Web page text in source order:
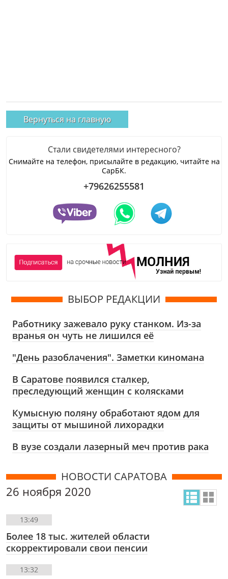
Вернуться на главную
Стали свидетелями интересного?
Снимайте на телефон, присылайте в редакцию, читайте на
СарБК.
+79626255581
ВЫБОР РЕДАКЦИИ
Работнику зажевало руку станком. Из-за
вранья он чуть не лишился её
"День разоблачения". Заметки киномана
В Саратове появился сталкер,
преследующий женщин с колясками
Кумысную поляну обработают ядом для
защиты от мышиной лихорадки
В вузе создали лазерный меч против рака
НОВОСТИ САРАТОВА
26 ноября 2020
13:49
Более 18 тыс. жителей области
скорректировали свои пенсии
13:32